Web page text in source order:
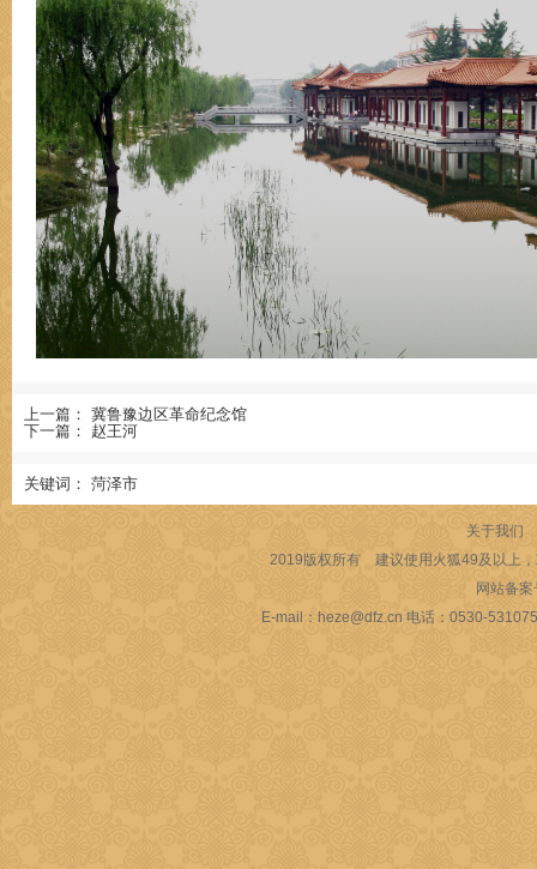
上一篇： 冀鲁豫边区革命纪念馆
下一篇：
赵王河
关键词： 菏泽市
关于我们
2019版权所有 建议使用火狐49及以上
网站备案
E-mail：heze@dfz.cn 电话：0530-